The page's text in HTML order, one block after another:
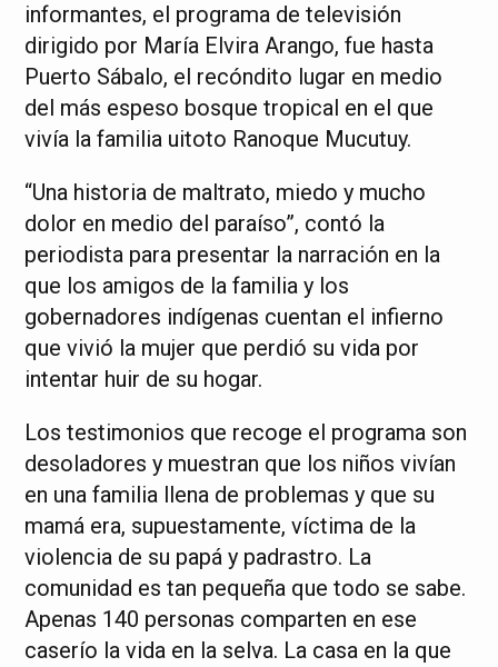
informantes, el programa de televisión
dirigido por María Elvira Arango, fue hasta
Puerto Sábalo, el recóndito lugar en medio
del más espeso bosque tropical en el que
vivía la familia uitoto Ranoque Mucutuy.
“Una historia de maltrato, miedo y mucho
dolor en medio del paraíso”, contó la
periodista para presentar la narración en la
que los amigos de la familia y los
gobernadores indígenas cuentan el infierno
que vivió la mujer que perdió su vida por
intentar huir de su hogar.
Los testimonios que recoge el programa son
desoladores y muestran que los niños vivían
en una familia llena de problemas y que su
mamá era, supuestamente, víctima de la
violencia de su papá y padrastro. La
comunidad es tan pequeña que todo se sabe.
Apenas 140 personas comparten en ese
caserío la vida en la selva. La casa en la que